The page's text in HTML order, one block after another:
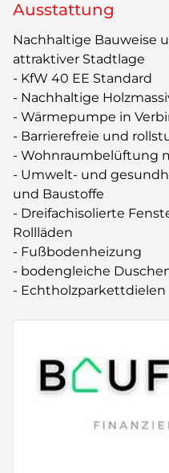
Ausstattung
Nachhaltige Bauweise
attraktiver Stadtlage
- KfW 40 EE Standard
- Nachhaltige
- Wärmepumpe in
- Barrierefreie und
- Wohnraumbelüftung
- Umwelt- und
und Baustoffe
- Dreifachisolierte
Rollläden
- Fußbodenheizung
- bodengleiche
- Echtholzparkettdielen